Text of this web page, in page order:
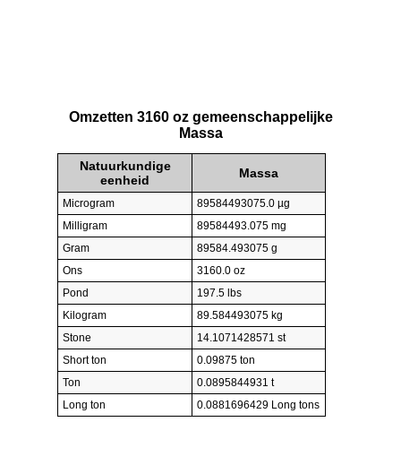
Omzetten 3160 oz gemeenschappelijke
Massa
Natuurkundige
eenheid
Massa
Microgram
89584493075.0 µg
Milligram
89584493.075 mg
Gram
89584.493075 g
Ons
3160.0 oz
Pond
197.5 lbs
Kilogram
89.584493075 kg
Stone
14.1071428571 st
Short ton
0.09875 ton
Ton
0.0895844931 t
Long ton
0.0881696429 Long tons